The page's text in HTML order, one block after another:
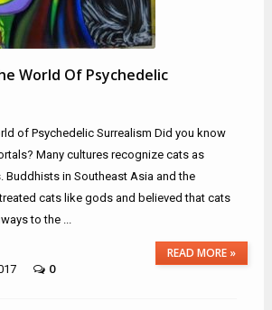
World Of Psychedelic
of Psychedelic Surrealism Did you know
Many cultures recognize cats as
Buddhists in Southeast Asia and the
cats like gods and believed that cats
to the ...
READ MORE »
0